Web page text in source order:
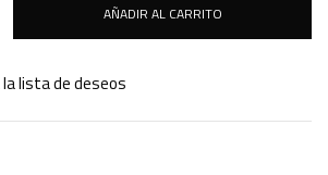
AÑADIR AL CARRITO
lista de deseos